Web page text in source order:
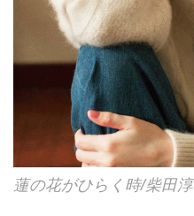
蓮の花がひらく時/柴田淳